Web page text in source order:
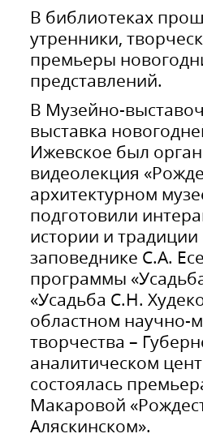
В библиотеках
утренники,
премьеры
представлений.
В Музейно-
выставка
Ижевское был
видеолекция
архитектурном
подготовили
истории и
заповеднике С.А.
программы
«Усадьба С.Н.
областном научно-
творчества –
аналитическом
состоялась
Макаровой
Аляскинском».